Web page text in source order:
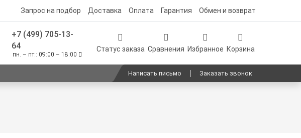
Запрос на подбор Доставка Оплата Гарантия Обмен и возврат
+7 (499) 705-13-
64
пн. – пт.: 09:00 – 18:00
Статус заказа Сравнения Избранное Корзина
Написать письмо Заказать звонок